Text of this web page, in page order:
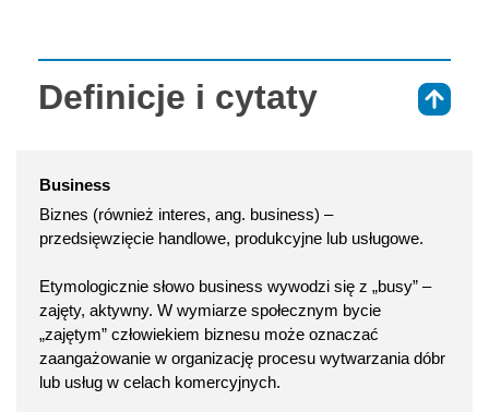
Definicje i cytaty
Business
Biznes (również interes, ang. business) –
przedsięwzięcie handlowe, produkcyjne lub usługowe.
Etymologicznie słowo business wywodzi się z „busy” –
zajęty, aktywny. W wymiarze społecznym bycie
„zajętym” człowiekiem biznesu może oznaczać
zaangażowanie w organizację procesu wytwarzania dóbr
lub usług w celach komercyjnych.